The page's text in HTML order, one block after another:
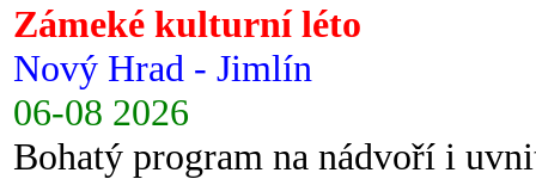
Zámeké kulturní léto
Nový Hrad - Jimlín
06-08 2026
Bohatý program na nádvoří i